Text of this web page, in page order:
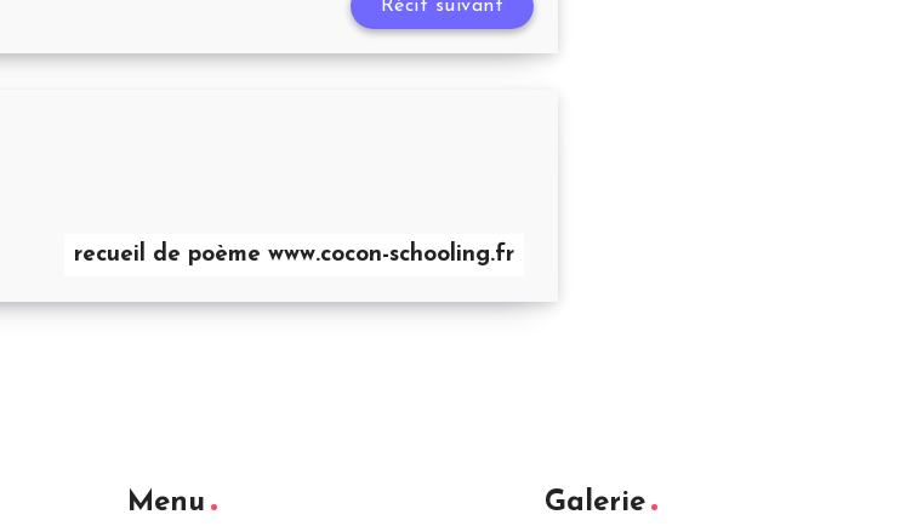
Récit suivant
recueil de poème www.cocon-schooling.fr
Menu Galerie